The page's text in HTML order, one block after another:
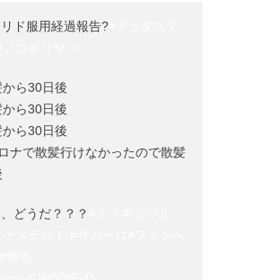
ド服用経過報告?
ら30日後
ら30日後
ら30日後
で散髪行けなかったので散髪
どうだ？？？